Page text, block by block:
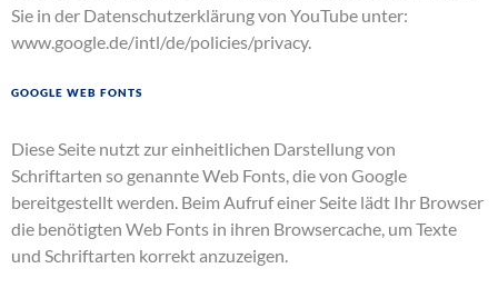
Sie in der Datenschutzerklärung von YouTube unter:
www.google.de/intl/de/policies/privacy.
Google Web Fonts
Diese Seite nutzt zur einheitlichen Darstellung von
Schriftarten so genannte Web Fonts, die von Google
bereitgestellt werden. Beim Aufruf einer Seite lädt Ihr Browser
die benötigten Web Fonts in ihren Browsercache, um Texte
und Schriftarten korrekt anzuzeigen.